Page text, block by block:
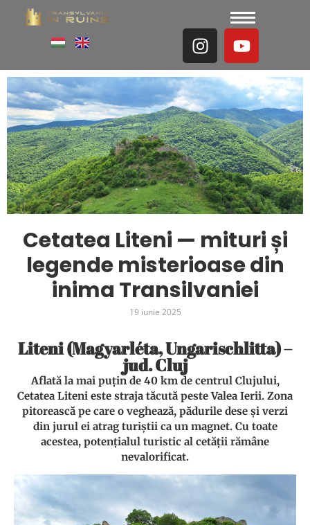
Cetatea Liteni — mituri și
legende misterioase din
inima Transilvaniei
19 iunie 2025
Liteni (Magyarléta, Ungarischlitta) –
jud. Cluj
Aflată la mai puțin de 40 km de centrul Clujului,
Cetatea Liteni este straja tăcută peste Valea Ierii. Zona
pitorească pe care o veghează, pădurile dese și verzi
din jurul ei atrag turiștii ca un magnet. Cu toate
acestea, potențialul turistic al cetății rămâne
nevalorificat.